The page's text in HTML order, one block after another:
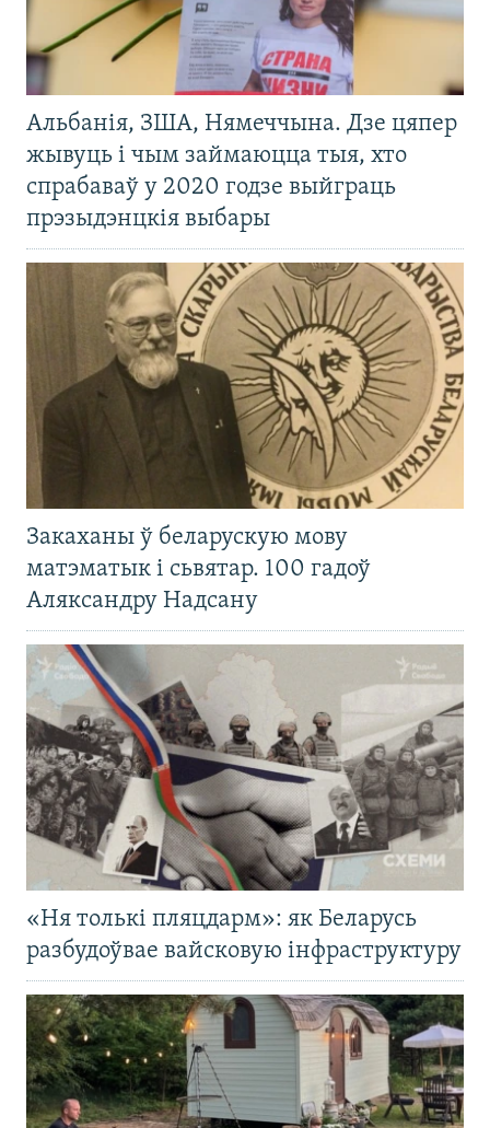
Альбанія, ЗША, Нямеччына. Дзе цяпер
жывуць і чым займаюцца тыя, хто
спрабаваў у 2020 годзе выйграць
прэзыдэнцкія выбары
Закаханы ў беларускую мову
матэматык і сьвятар. 100 гадоў
Аляксандру Надсану
«Ня толькі пляцдарм»: як Беларусь
разбудоўвае вайсковую інфраструктуру